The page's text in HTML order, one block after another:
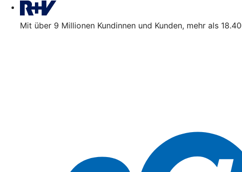
Mit über 9 Millionen Kundinnen und Kunden, mehr als